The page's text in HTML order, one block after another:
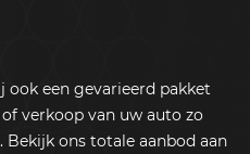
ook een gevarieerd pakket
verkoop van uw auto zo
ons totale aanbod aan